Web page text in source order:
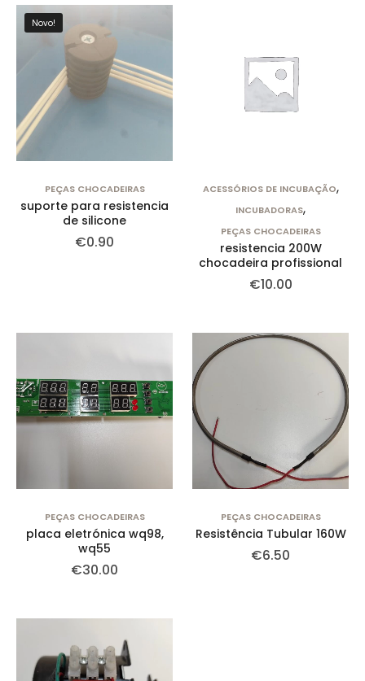
Novo!
PEÇAS CHOCADEIRAS
suporte para resistencia
de silicone
€0.90
ACESSÓRIOS DE INCUBAÇÃO,
INCUBADORAS,
PEÇAS CHOCADEIRAS
resistencia 200W
chocadeira profissional
€10.00
PEÇAS CHOCADEIRAS
placa eletrónica wq98,
wq55
€30.00
PEÇAS CHOCADEIRAS
Resistência Tubular 160W
€6.50